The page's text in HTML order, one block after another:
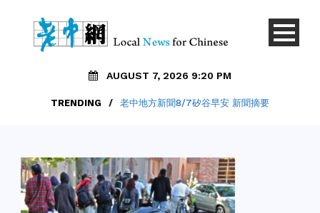
AUGUST 7, 2026 9:20 PM
TRENDING / 老中地方新聞8/7矽谷早安 新聞摘要